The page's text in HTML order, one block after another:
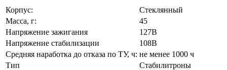
Корпус:
Стеклянный
Масса, г:
45
Напряжение зажигания
127В
Напряжение стабилизации
108В
Средняя наработка до отказа по ТУ, ч: не менее 1000 ч
Тип
Стабилитроны